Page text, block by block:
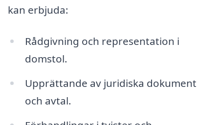
kan erbjuda:
Rådgivning och representation i
domstol.
Upprättande av juridiska dokument
och avtal.